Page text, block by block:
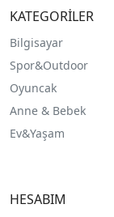
KATEGORİLER
Bilgisayar
Spor&Outdoor
Oyuncak
Anne & Bebek
Ev&Yaşam
HESABIM